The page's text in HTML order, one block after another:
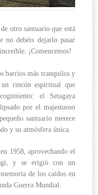
otro santuario que está
no debéis dejarlo pasar
¡Comencemos!
barrios más tranquilos y
un rincón espiritual que
el Setagaya
por el majestuoso
santuario merece
y su atmósfera única.
1958, aprovechando el
y se erigió con un
de los caídos en
Guerra Mundial.